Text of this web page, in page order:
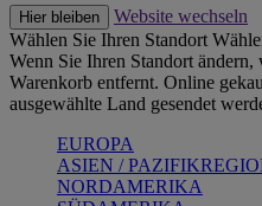
Hier bleiben
Website wechseln
Wählen Sie Ihren Standort
Wenn Sie Ihren Standort
Warenkorb entfernt. Online
ausgewählte Land gesendet
EUROPA
ASIEN /
NORDAMERIKA